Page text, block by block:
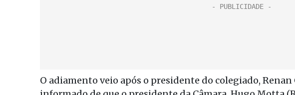
O adiamento veio após o presidente do colegiado, Renan